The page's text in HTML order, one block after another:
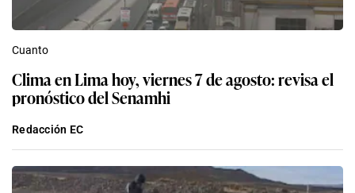
Cuanto
Clima en Lima hoy, viernes 7 de agosto: revisa el
pronóstico del Senamhi
Redacción EC